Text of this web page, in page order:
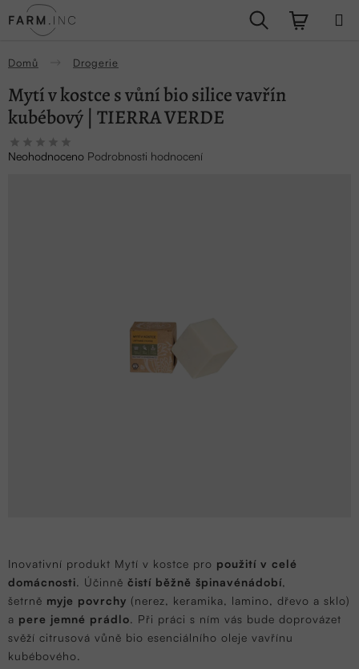
na
Hledat
Domů Drogerie
Inovativní produkt Mytí v kostce pro použití v celé
domácnosti. Účinně čistí běžně špinavénádobí,
šetrně myje povrchy (nerez, keramika, lamino, dřevo a sklo)
a pere jemné prádlo. Při práci s ním vás bude doprovázet
svěží citrusová vůně bio esenciálního oleje vavřínu
kubébového.
Mytí v kostce s vůní bio silice vavřín
kubébový | TIERRA VERDE
Průměrné
hodnocení
Neohodnoceno Podrobnosti hodnocení